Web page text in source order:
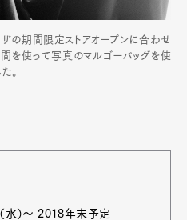
ザの期間限定ストアオープンに合わせ
間を使って写真のマルゴーバッグを使
。
水）～ 2018年末予定